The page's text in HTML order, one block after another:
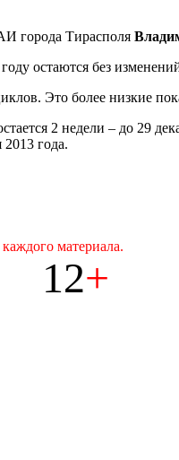
города Тирасполя
остаются без
Это более низкие
2 недели – до 29
года.
материала.
12+